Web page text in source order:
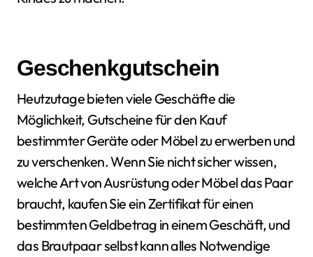
Geschenkgutschein
Heutzutage bieten viele Geschäfte die
Möglichkeit, Gutscheine für den Kauf
bestimmter Geräte oder Möbel zu erwerben und
zu verschenken. Wenn Sie nicht sicher wissen,
welche Art von Ausrüstung oder Möbel das Paar
braucht, kaufen Sie ein Zertifikat für einen
bestimmten Geldbetrag in einem Geschäft, und
das Brautpaar selbst kann alles Notwendige